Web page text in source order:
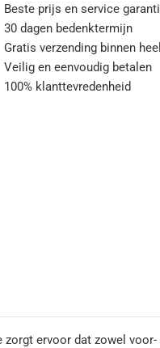
Beste prijs en service
30 dagen bedenktermijn
Gratis verzending binnen
Veilig en eenvoudig betalen
100% klanttevredenheid
zorgt ervoor dat zowel